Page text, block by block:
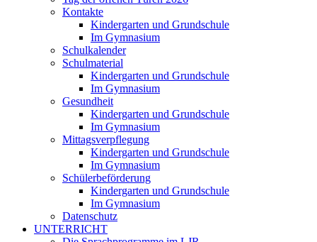
Kontakte
Kindergarten und Grundschule
Im Gymnasium
Schulkalender
Schulmaterial
Kindergarten und Grundschule
Im Gymnasium
Gesundheit
Kindergarten und Grundschule
Im Gymnasium
Mittagsverpflegung
Kindergarten und Grundschule
Im Gymnasium
Schülerbeförderung
Kindergarten und Grundschule
Im Gymnasium
Datenschutz
UNTERRICHT